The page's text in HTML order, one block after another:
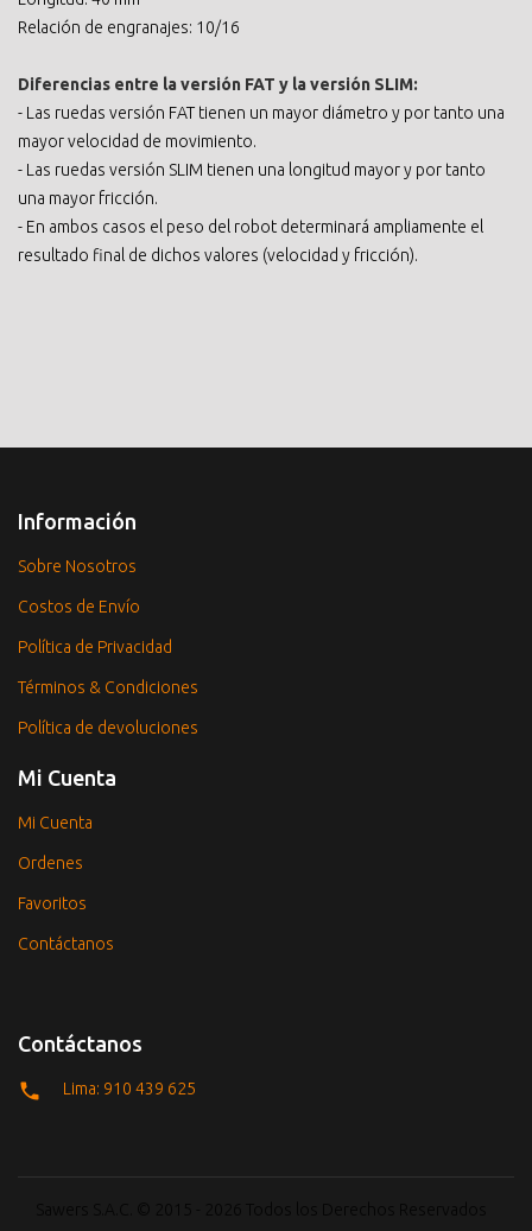
Relación de engranajes: 10/16
Diferencias entre la versión FAT y la versión SLIM:
- Las ruedas versión FAT tienen un mayor diámetro y por tanto una
mayor velocidad de movimiento.
- Las ruedas versión SLIM tienen una longitud mayor y por tanto
una mayor fricción.
- En ambos casos el peso del robot determinará ampliamente el
resultado final de dichos valores (velocidad y fricción).
Información
Sobre Nosotros
Costos de Envío
Política de Privacidad
Términos & Condiciones
Política de devoluciones
Mi Cuenta
Mi Cuenta
Ordenes
Favoritos
Contáctanos
Contáctanos
Lima: 910 439 625